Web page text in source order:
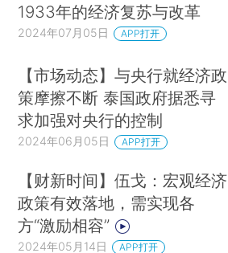
1933年的经济复苏与改革
2024年07月05日 APP打开
【市场动态】与央行就经济政
策摩擦不断 泰国政府据悉寻
求加强对央行的控制
2024年06月05日 APP打开
【财新时间】伍戈：宏观经济
政策有效落地，需实现各
方“激励相容”
2024年05月14日 APP打开